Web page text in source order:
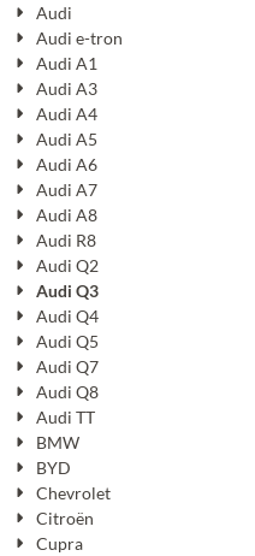
Audi
Audi e-tron
Audi A1
Audi A3
Audi A4
Audi A5
Audi A6
Audi A7
Audi A8
Audi R8
Audi Q2
Audi Q3
Audi Q4
Audi Q5
Audi Q7
Audi Q8
Audi TT
BMW
BYD
Chevrolet
Citroën
Cupra